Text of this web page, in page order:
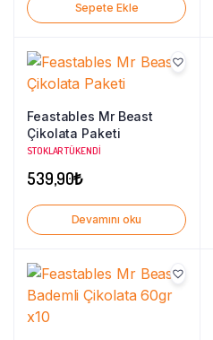
Sepete Ekle
Feastables Mr Beast
Çikolata Paketi
STOKLAR TÜKENDI
539,90₺
Devamını oku